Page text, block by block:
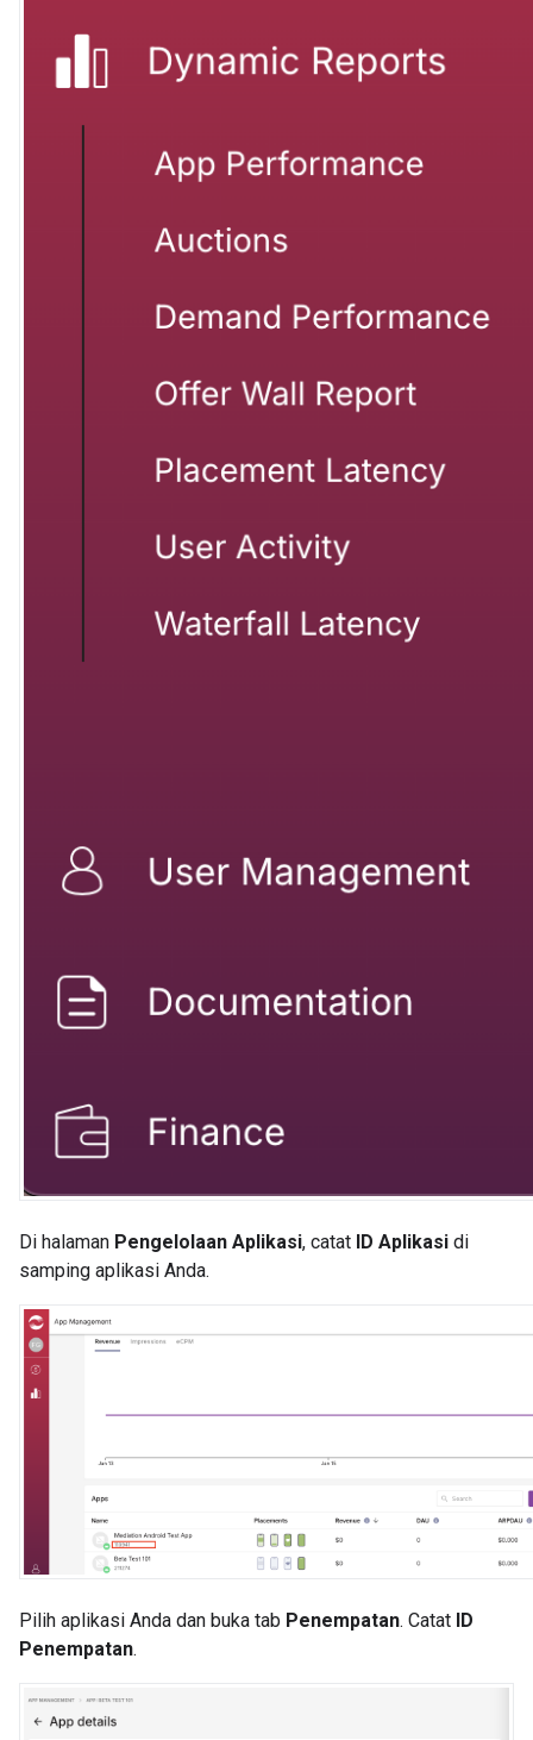
Di halaman Pengelolaan Aplikasi, catat ID Aplikasi di
samping aplikasi Anda.
Pilih aplikasi Anda dan buka tab Penempatan. Catat ID
Penempatan.